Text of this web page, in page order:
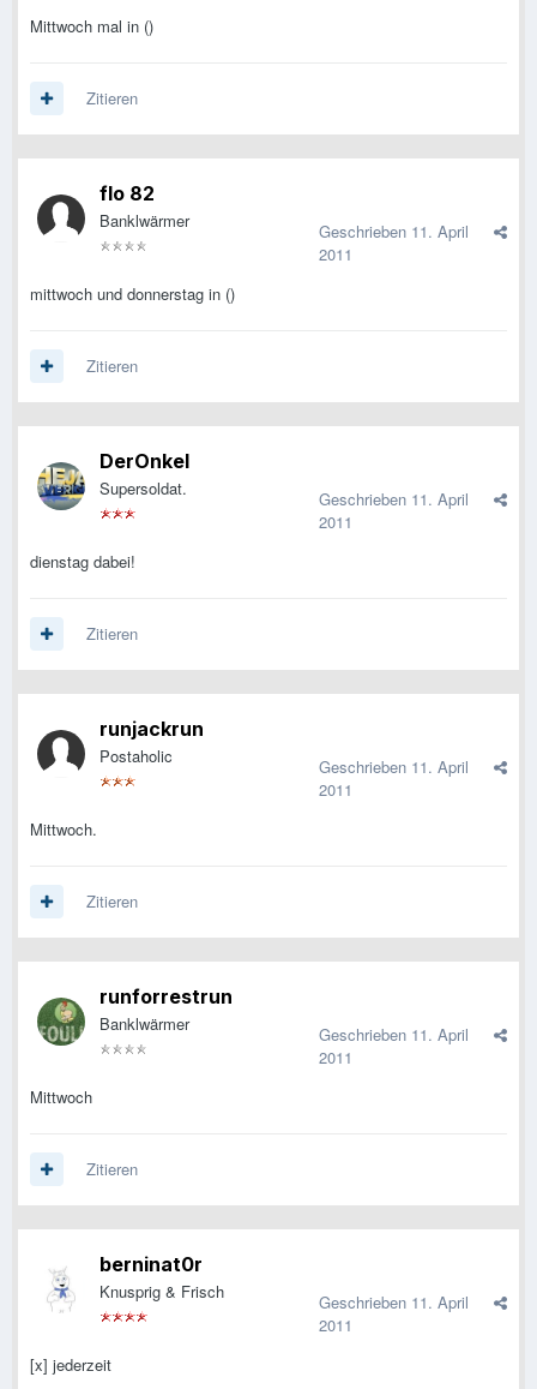
Mittwoch mal in ()
Zitieren
flo 82
Banklwärmer Geschrieben 11. April
2011
mittwoch und donnerstag in ()
Zitieren
DerOnkel
Supersoldat. Geschrieben 11. April
2011
dienstag dabei!
Zitieren
runjackrun
Postaholic Geschrieben 11. April
2011
Mittwoch.
Zitieren
runforrestrun
Banklwärmer Geschrieben 11. April
2011
Mittwoch
Zitieren
berninat0r
Knusprig & Frisch Geschrieben 11. April
2011
[x] jederzeit